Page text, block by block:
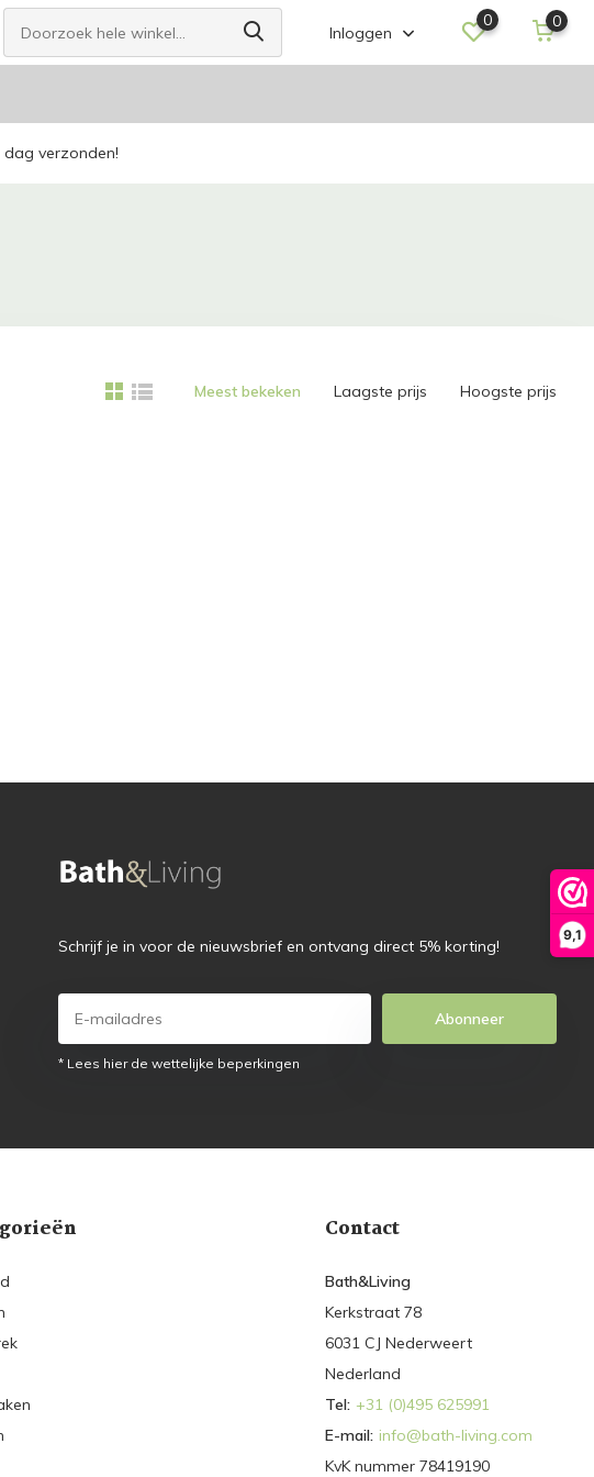
9,1
Inloggen
0 0
verzonden!
Meest bekeken Laagste prijs Hoogste prijs
Schrijf je in voor de nieuwsbrief en ontvang direct 5% korting!
Abonneer
* Lees hier de wettelijke beperkingen
Contact
Bath&Living
Kerkstraat 78
6031 CJ Nederweert
Nederland
Tel: +31 (0)495 625991
E-mail: info@bath-living.com
KvK nummer 78419190